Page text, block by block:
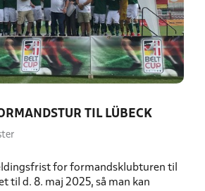
TIL LÜBECK
for formandsklubturen til
til d. 8. maj 2025, så man kan